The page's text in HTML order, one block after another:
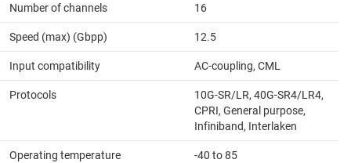
Number of channels 16
Speed (max) (Gbpp) 12.5
Input compatibility AC-coupling, CML
Protocols
10G-SR/LR, 40G-SR4/LR4,
CPRI, General purpose,
Infiniband, Interlaken
Operating temperature
-40 to 85